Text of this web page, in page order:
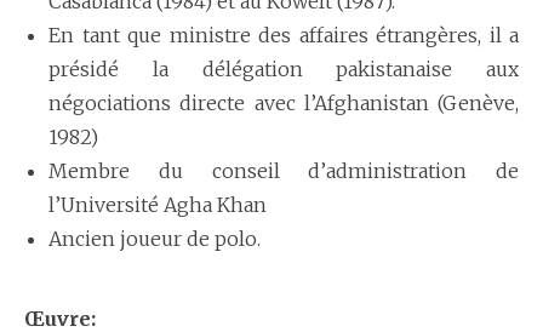
En tant que ministre des affaires étrangères, il a
présidé la délégation pakistanaise aux
négociations directe avec l’Afghanistan (Genève,
1982)
Membre du conseil d’administration de
l’Université Agha Khan
Ancien joueur de polo.
Œuvre: